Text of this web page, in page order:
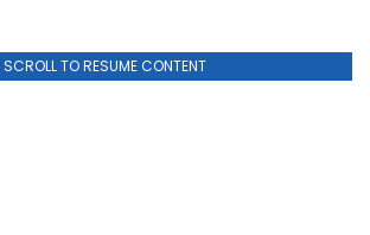
SCROLL TO RESUME CONTENT